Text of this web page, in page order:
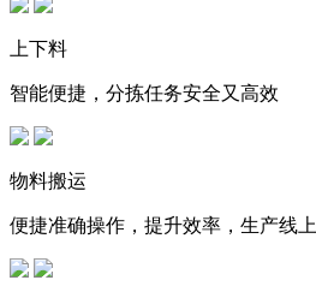
上下料
智能便捷，分拣任务安全又高效
物料搬运
便捷准确操作，提升效率，生产线